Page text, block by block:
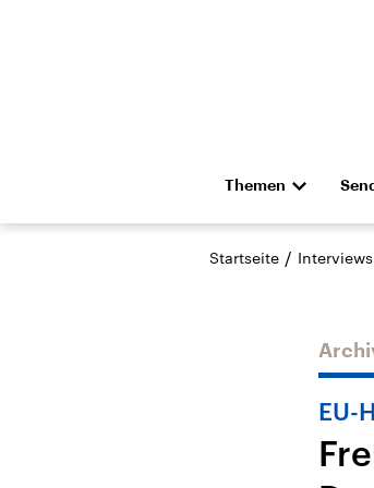
Themen
Die Nachrichten
Hörspiel und
Landtagswahl
Startseite / Interviews
EU-